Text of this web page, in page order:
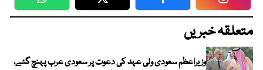
WhatsApp Twitter Facebook
متعلقہ خبریں
وزیراعظم سعودی ولی عہد کی دعوت پر سعودی عرب پہنچ گئے،